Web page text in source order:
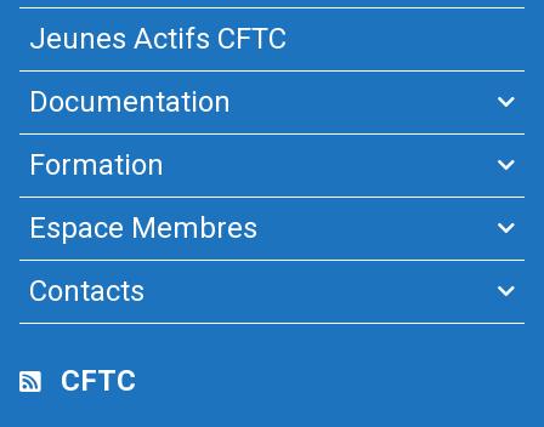
Jeunes Actifs CFTC
Documentation
Formation
Espace Membres
Contacts
CFTC